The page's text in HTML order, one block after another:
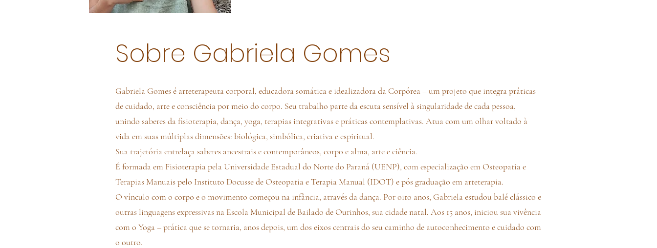
Sobre Gabriela Gomes
Gabriela Gomes é arteterapeuta corporal, educadora somática e idealizadora da Corpórea – um projeto que integra práticas
de cuidado, arte e consciência por meio do corpo. Seu trabalho parte da escuta sensível à singularidade de cada pessoa,
unindo saberes da fisioterapia, dança, yoga, terapias integrativas e práticas contemplativas. Atua com um olhar voltado à
vida em suas múltiplas dimensões: biológica, simbólica, criativa e espiritual.
Sua trajetória entrelaça saberes ancestrais e contemporâneos, corpo e alma, arte e ciência.
É formada em Fisioterapia pela Universidade Estadual do Norte do Paraná (UENP), com especialização em Osteopatia e
Terapias Manuais pelo Instituto Docusse de Osteopatia e Terapia Manual (IDOT) e pós graduação em arteterapia.
O vínculo com o corpo e o movimento começou na infância, através da dança. Por oito anos, Gabriela estudou balé clássico e
outras linguagens expressivas na Escola Municipal de Bailado de Ourinhos, sua cidade natal. Aos 15 anos, iniciou sua vivência
com o Yoga – prática que se tornaria, anos depois, um dos eixos centrais do seu caminho de autoconhecimento e cuidado com
o outro.